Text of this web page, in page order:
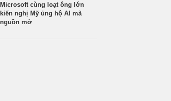
Microsoft cùng loạt ông lớn
kiến nghị Mỹ ủng hộ AI mã
nguồn mở